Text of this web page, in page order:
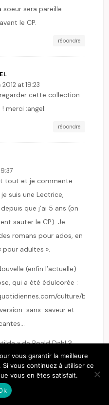
soeur sera pareille…
le CP.
répondre
2012 at 19:23
cette collection
merci :angel:
répondre
tout et je commente
suis une Lectrice,
que j’ai 5 ans (on
sauter le CP). Je
romans pour ados, en
pour adultes ».
(enfin l’actuelle)
qui a été édulcorée :
culture/
sans-saveur et
» de Roald Dahl ?
son histoire
Sinon,
te recommander des
moi, par exemple, la
Malabul, sorcière
vous garantir la meilleure
vous continuez à utiliser ce
vous en êtes satisfait.